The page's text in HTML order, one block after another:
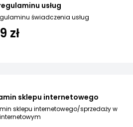
usług
świadczenia usług
zł
sklepu internetowego
sklepu internetowego/sprzedaży w